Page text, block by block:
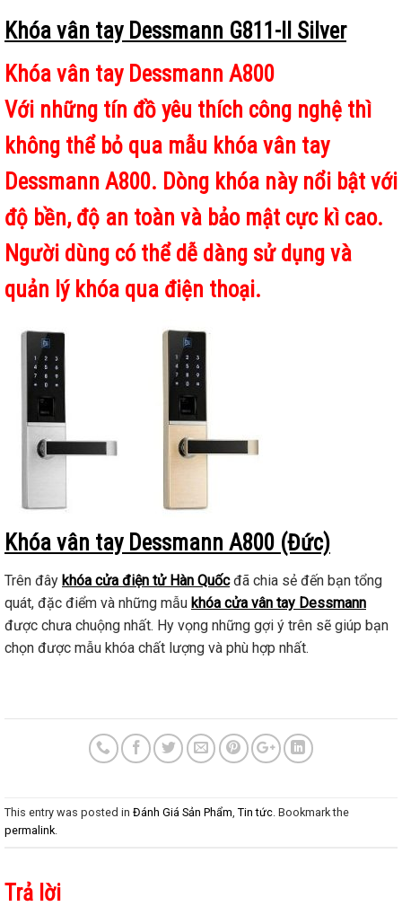
Khóa vân tay Dessmann G811-II Silver
Khóa vân tay Dessmann A800
Với những tín đồ yêu thích công nghệ thì
không thể bỏ qua mẫu khóa vân tay
Dessmann A800. Dòng khóa này nổi bật với
độ bền, độ an toàn và bảo mật cực kì cao.
Người dùng có thể dễ dàng sử dụng và
quản lý khóa qua điện thoại.
Khóa vân tay Dessmann A800 (Đức)
Trên đây khóa cửa điện tử Hàn Quốcđã chia sẻ đến bạn tổng
quát, đặc điểm và những mẫu khóa cửa vân tay Dessmann
được chưa chuộng nhất. Hy vọng những gợi ý trên sẽ giúp bạn
chọn được mẫu khóa chất lượng và phù hợp nhất.
This entry was posted in Đánh Giá Sản Phẩm Tin tức . Bookmark the
permalink
Trả lời